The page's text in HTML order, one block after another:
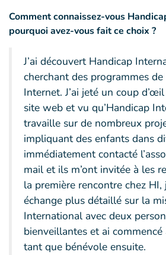
Comment connaissez-vous
pourquoi avez-vous fait ce choix ?
J’ai découvert Handicap
cherchant des programmes
Internet. J’ai jeté un coup
site web et vu qu’Handicap
travaille sur de nombreux
impliquant des enfants dans
immédiatement contacté
mail et ils m’ont invitée à les
la première rencontre chez HI,
échange plus détaillé sur la
International avec deux
bienveillantes et ai commencé
tant que bénévole ensuite.